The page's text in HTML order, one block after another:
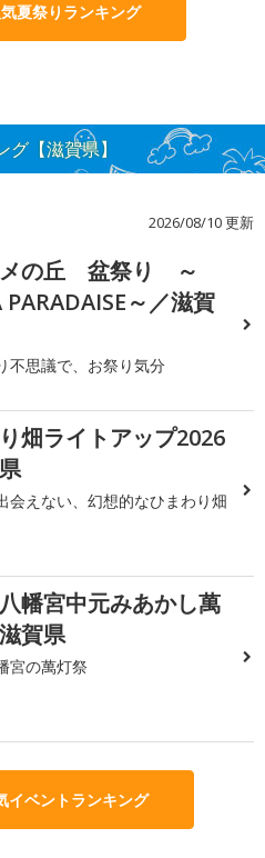
夏祭りランキング
【滋賀県】
2026/08/10 更新
メの丘 盆祭り ～
PARADAISE～／滋賀
不思議で、お祭り気分
畑ライトアップ2026
会えない、幻想的なひまわり畑
幡宮中元みあかし萬
賀県
宮の萬灯祭
イベントランキング